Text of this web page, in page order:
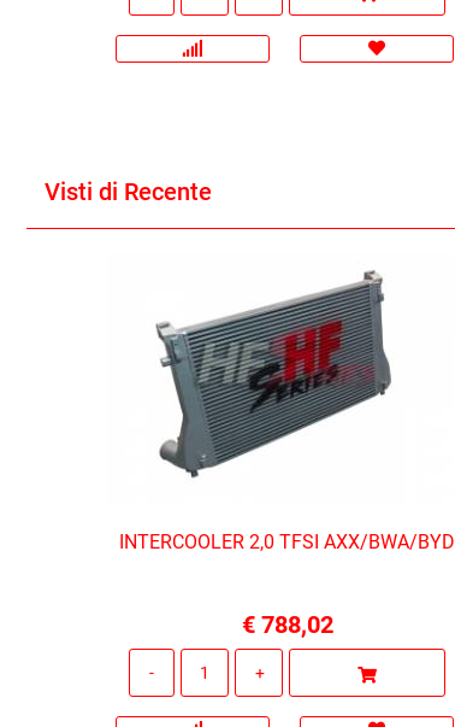
Visti di Recente
INTERCOOLER 2,0 TFSI AXX/BWA/BYD
€ 788,02